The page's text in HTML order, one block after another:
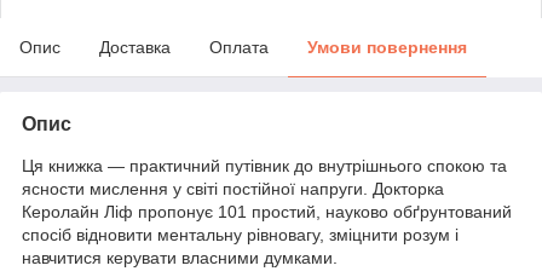
Опис Доставка Оплата Умови повернення
Опис
Ця книжка — практичний путівник до внутрішнього спокою та
ясности мислення у світі постійної напруги. Докторка
Керолайн Ліф пропонує 101 простий, науково обґрунтований
спосіб відновити ментальну рівновагу, зміцнити розум і
навчитися керувати власними думками.